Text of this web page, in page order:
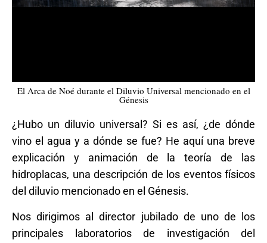
El Arca de Noé durante el Diluvio Universal mencionado en el
Génesis
¿Hubo un diluvio universal? Si es así, ¿de dónde
vino el agua y a dónde se fue? He aquí una breve
explicación y animación de la teoría de las
hidroplacas, una descripción de los eventos físicos
del diluvio mencionado en el Génesis.
Nos dirigimos al director jubilado de uno de los
principales laboratorios de investigación del